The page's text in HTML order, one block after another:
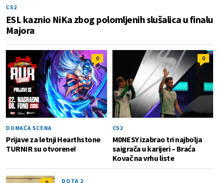
CS2
ESL kaznio NiKa zbog polomljenih slušalica u finalu
Majora
0
DOMAĆA SCENA
Prijave za letnji Hearthstone
TURNIR su otvorene!
0
CS2
M0NESY izabrao tri najbolja
saigrača u karijeri – Braća
Kovač na vrhu liste
DOTA 2